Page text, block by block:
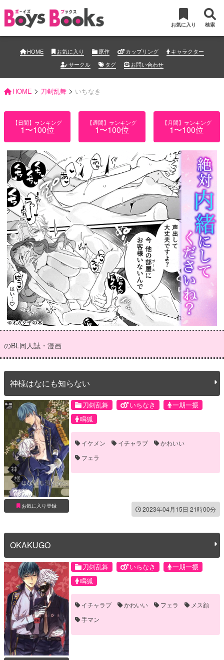
お気に入り 検索
HOME お気に入り 原作 カップリング
キャラクター
サークル
タグ お問い合わせ
HOME > 刀剣乱舞 > いちなき
【日間】ランキング
1〜100位
【週間】ランキング
1〜100位
【月間】ランキング
1〜100位
のBL同人誌・漫画
神様はなにも知らない
お気に入り登録
刀剣乱舞 いちなき
一期一振
鳴狐
イケメン イチャラブ
かわいい
フェラ
2023年04月15日 21時00分
OKAKUGO
刀剣乱舞 いちなき
一期一振
鳴狐
イチャラブ かわいい フェラ
メス顔
手マン